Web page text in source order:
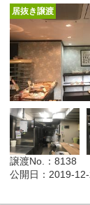
居抜き譲渡
譲渡No.：8138
公開日：2019-